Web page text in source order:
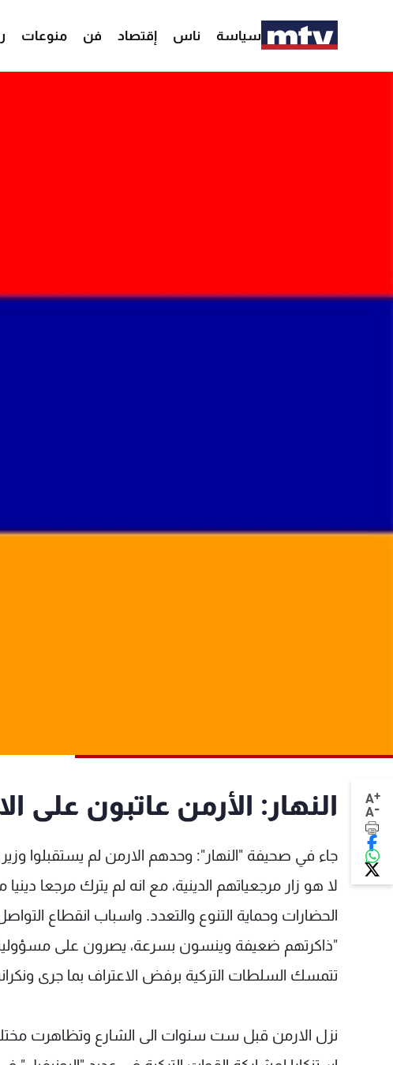
سياسة ناس إقتصاد فن منوعات
A+
A- النهار: الأرمن عاتبون على
جاء في صحيفة "النهار": وحدهم الارمن لم يستقبلوا وزير
لا هو زار مرجعياتهم الدينية، مع انه لم يترك مرجعا
الحضارات وحماية التنوع والتعدد. واسباب انقطاع
"ذاكرتهم ضعيفة وينسون بسرعة، يصرون على مسؤولية
تتمسك السلطات التركية برفض الاعتراف بما جرى
نزل الارمن قبل ست سنوات الى الشارع وتظاهرت